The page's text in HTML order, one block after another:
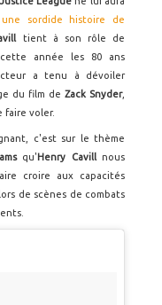
une sordide histoire de
tient à son rôle de
année les 80 ans
a tenu à dévoiler
du film de Zack Snyder,
faire voler.
c'est sur le thème
qu'Henry Cavill nous
croire aux capacités
de scènes de combats